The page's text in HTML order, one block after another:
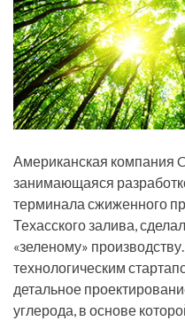
Американская компания
занимающаяся
терминала сжиженного
Техасского залива,
«зеленому»
технологическим
детальное
углерода, в основе